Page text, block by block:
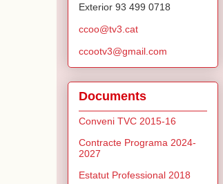
Exterior 93 499 0718
ccoo@tv3.cat
ccootv3@gmail.com
Documents
Conveni TVC 2015-16
Contracte Programa 2024-
2027
Estatut Professional 2018